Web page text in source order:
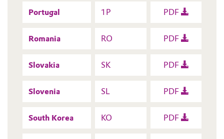
Portugal 1P PDF
Romania RO PDF
Slovakia SK PDF
Slovenia SL PDF
South Korea KO PDF